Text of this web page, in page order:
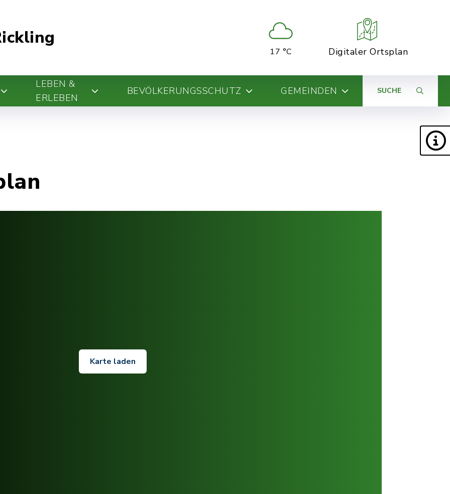
17 °C Digitaler Ortsplan
LEBEN &
ERLEBEN
BEVÖLKERUNGSSCHUTZ GEMEINDEN SUCHE
Karte laden